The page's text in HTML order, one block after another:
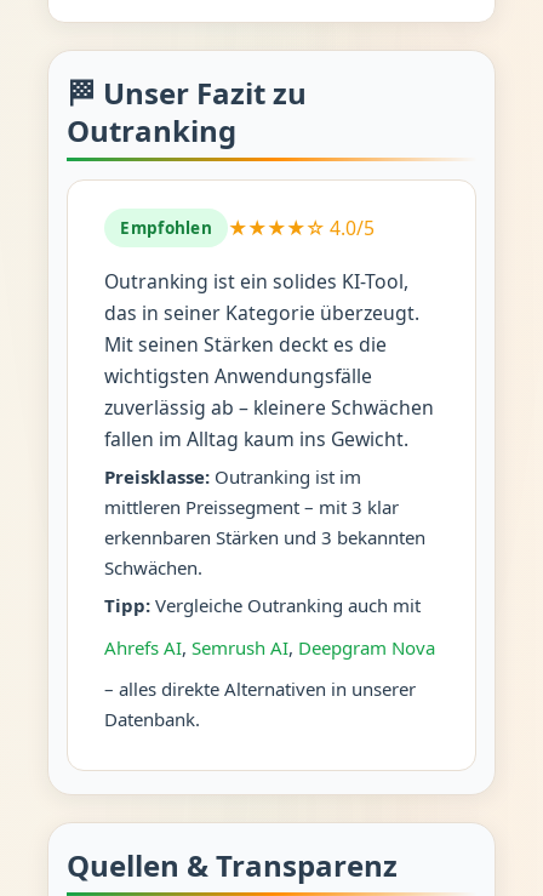
🏁 Unser Fazit zu
Outranking
Empfohlen ★★★★☆ 4.0/5
Outranking ist ein solides KI-Tool,
das in seiner Kategorie überzeugt.
Mit seinen Stärken deckt es die
wichtigsten Anwendungsfälle
zuverlässig ab – kleinere Schwächen
fallen im Alltag kaum ins Gewicht.
Preisklasse:Outranking ist im
mittleren Preissegment – mit 3 klar
erkennbaren Stärken und 3 bekannten
Schwächen.
Tipp:Vergleiche Outranking auch mit
Ahrefs AI, Semrush AI, Deepgram Nova
– alles direkte Alternativen in unserer
Datenbank.
Quellen & Transparenz